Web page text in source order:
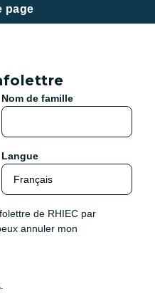
page
Nom de famille
Langue
de RHIEC par
annuler mon